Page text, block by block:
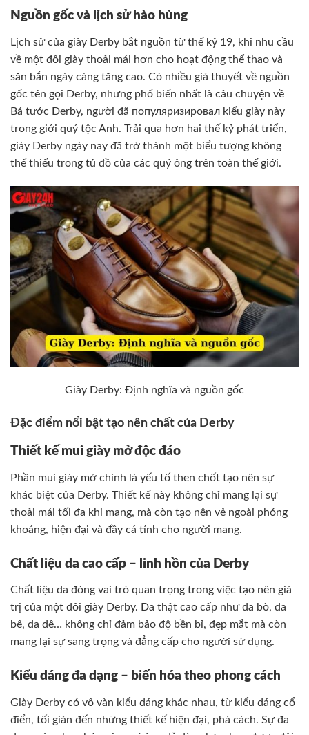
Nguồn gốc và lịch sử hào hùng
Lịch sử của giày Derby bắt nguồn từ thế kỷ 19, khi nhu cầu
về một đôi giày thoải mái hơn cho hoạt động thể thao và
săn bắn ngày càng tăng cao. Có nhiều giả thuyết về nguồn
gốc tên gọi Derby, nhưng phổ biến nhất là câu chuyện về
Bá tước Derby, người đã популяризировал kiểu giày này
trong giới quý tộc Anh. Trải qua hơn hai thế kỷ phát triển,
giày Derby ngày nay đã trở thành một biểu tượng không
thể thiếu trong tủ đồ của các quý ông trên toàn thế giới.
Giày Derby: Định nghĩa và nguồn gốc
Đặc điểm nổi bật tạo nên chất của Derby
Thiết kế mui giày mở độc đáo
Phần mui giày mở chính là yếu tố then chốt tạo nên sự
khác biệt của Derby. Thiết kế này không chỉ mang lại sự
thoải mái tối đa khi mang, mà còn tạo nên vẻ ngoài phóng
khoáng, hiện đại và đầy cá tính cho người mang.
Chất liệu da cao cấp – linh hồn của Derby
Chất liệu da đóng vai trò quan trọng trong việc tạo nên giá
trị của một đôi giày Derby. Da thật cao cấp như da bò, da
bê, da dê… không chỉ đảm bảo độ bền bỉ, đẹp mắt mà còn
mang lại sự sang trọng và đẳng cấp cho người sử dụng.
Kiểu dáng đa dạng – biến hóa theo phong cách
Giày Derby có vô vàn kiểu dáng khác nhau, từ kiểu dáng cổ
điển, tối giản đến những thiết kế hiện đại, phá cách. Sự đa